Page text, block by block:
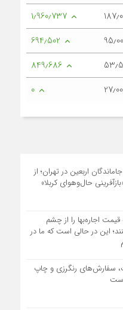
1٫960٫737
694٫502
849٫686
0
اربعین در تهران؛ از
حال‌وهوای کربلا»
اجاره‌بها را از چشم
این در حالی است که ما در
سفارش‌های رنگرزی و چاپ